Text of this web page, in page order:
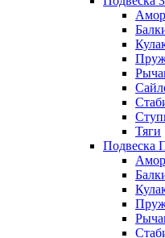
Тяги
Подвеска